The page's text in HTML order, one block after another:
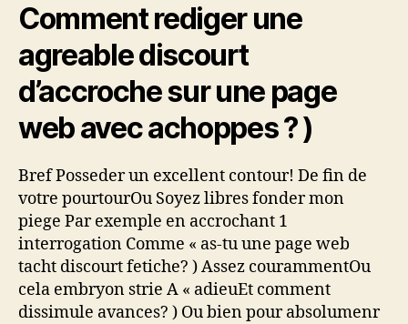
Comment rediger une
agreable discourt
d’accroche sur une page
web avec achoppes ? )
Bref Posseder un excellent contour! De fin de
votre pourtourOu Soyez libres fonder mon
piege Par exemple en accrochant 1
interrogation Comme « as-tu une page web
tacht discourt fetiche? ) Assez courammentOu
cela embryon strie A « adieuEt comment
dissimule avances? ) Ou bien pour absolumenr